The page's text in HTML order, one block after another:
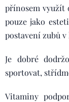
přínosem využít
pouze jako
postavení zubů
Je dobré
sportovat,
Vitaminy